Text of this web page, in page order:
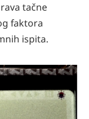
tačne
faktora
ispita.